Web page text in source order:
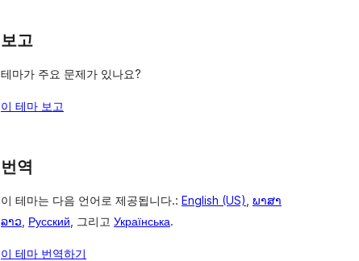
보고
테마가 주요 문제가 있나요?
이 테마 보고
번역
이 테마는 다음 언어로 제공됩니다.: English (US) ພາສາ
ລາວ Русский , 그리고 Українська.
이 테마 번역하기